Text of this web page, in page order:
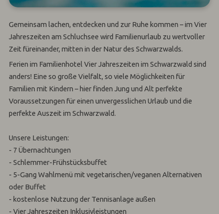
Gemeinsam lachen, entdecken und zur Ruhe kommen – im Vier
Jahreszeiten am Schluchsee wird Familienurlaub zu wertvoller
Zeit füreinander, mitten in der Natur des Schwarzwalds.
Ferien im Familienhotel Vier Jahreszeiten im Schwarzwald sind
anders! Eine so große Vielfalt, so viele Möglichkeiten für
Familien mit Kindern – hier finden Jung und Alt perfekte
Voraussetzungen für einen unvergesslichen Urlaub und die
perfekte Auszeit im Schwarzwald.
Unsere Leistungen:
- 7 Übernachtungen
- Schlemmer-Frühstücksbuffet
- 5-Gang Wahlmenü mit vegetarischen/veganen Alternativen
oder Buffet
- kostenlose Nutzung der Tennisanlage außen
- Vier Jahreszeiten Inklusivleistungen